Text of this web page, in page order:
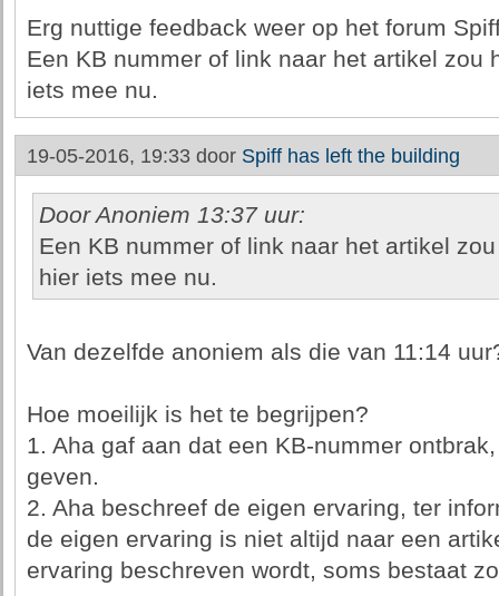
Erg nuttige feedback weer op het forum
Een KB nummer of link naar het artikel zou
iets mee nu.
19-05-2016, 19:33 door Spiff has left the building
Door Anoniem 13:37 uur:
Een KB nummer of link naar het artikel
hier iets mee nu.
Van dezelfde anoniem als die van 11:14
Hoe moeilijk is het te begrijpen?
1. Aha gaf aan dat een KB-nummer
geven.
2. Aha beschreef de eigen ervaring, ter
de eigen ervaring is niet altijd naar een
ervaring beschreven wordt, soms bestaat